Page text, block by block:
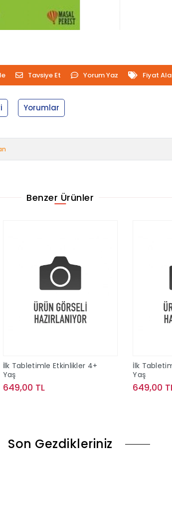
Tavsiye Et Yorum Yaz Fiyat
Yorumlar
Benzer Ürünler
İlk Tabletimle Etkinlikler 4+
Yaş
649,00 TL
İlk
Yaş
649,00
Son Gezdikleriniz